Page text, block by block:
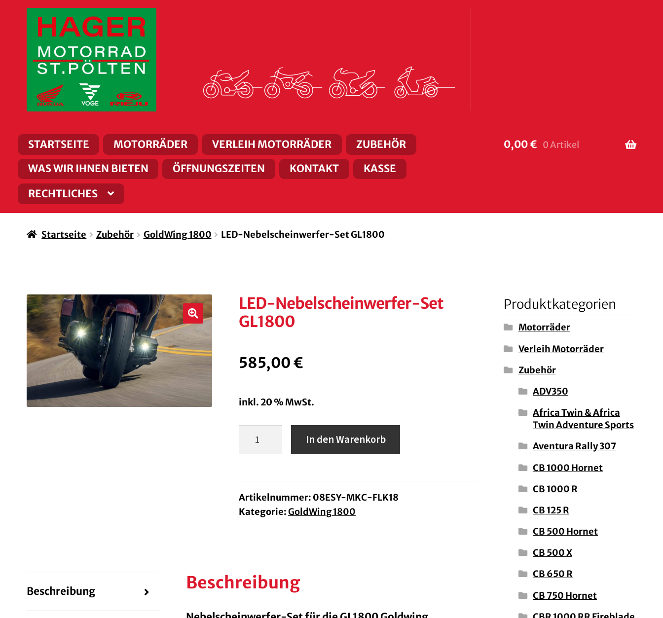
Zur
Navigation
springen
Zum
Inhalt
springen
STARTSEITE MOTORRÄDER VERLEIH MOTORRÄDER
ZUBEHÖR
WAS WIR IHNEN BIETEN
ÖFFNUNGSZEITEN KONTAKT
KASSE
RECHTLICHES
0,00€ 0 Artikel
Startseite Zubehör GoldWing 1800 LED-Nebelscheinwerfer-Set GL1800
LED-Nebelscheinwerfer-Set
GL1800
585,00€
inkl. 20 % MwSt.
Menge
In den Warenkorb
Artikelnummer: 08ESY-MKC-FLK18
Kategorie:GoldWing 1800
Beschreibung Beschreibung
Produktkategorien
Motorräder
Verleih Motorräder
Zubehör
ADV350
Africa Twin & Africa
Twin Adventure Sports
Aventura Rally 307
CB 1000 Hornet
CB 1000 R
CB 125 R
CB 500 Hornet
CB 500 X
CB 650 R
CB 750 Hornet